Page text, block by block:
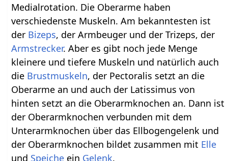
Medialrotation. Die Oberarme haben
verschiedenste Muskeln. Am bekanntesten ist
der Bizeps, der Armbeuger und der Trizeps, der
Armstrecker. Aber es gibt noch jede Menge
kleinere und tiefere Muskeln und natürlich auch
die Brustmuskeln, der Pectoralis setzt an die
Oberarme an und auch der Latissimus von
hinten setzt an die Oberarmknochen an. Dann ist
der Oberarmknochen verbunden mit dem
Unterarmknochen über das Ellbogengelenk und
der Oberarmknochen bildet zusammen mit Elle
und Speiche ein Gelenk.